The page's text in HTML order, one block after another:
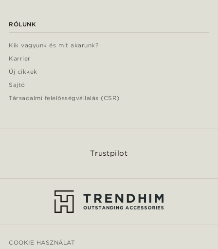
RÓLUNK
Kik vagyunk és mit akarunk?
Karrier
Új cikkek
Sajtó
Társadalmi felelősségvállalás (CSR)
Trustpilot
COOKIE HASZNÁLAT